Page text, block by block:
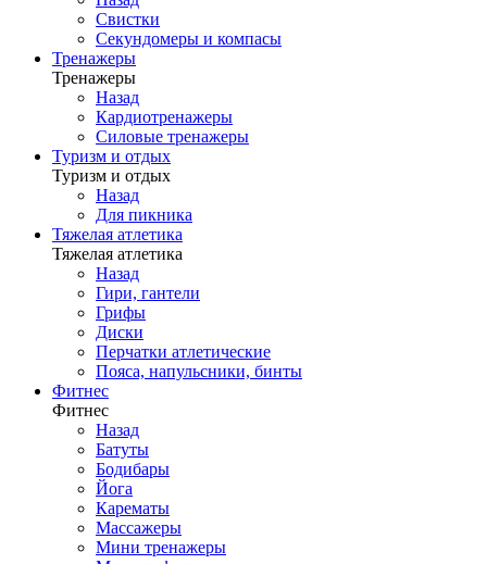
Свистки
Секундомеры и компасы
Тренажеры
Тренажеры
Назад
Кардиотренажеры
Силовые тренажеры
Туризм и отдых
Туризм и отдых
Назад
Для пикника
Тяжелая атлетика
Тяжелая атлетика
Назад
Гири, гантели
Грифы
Диски
Перчатки атлетические
Пояса, напульсники, бинты
Фитнес
Фитнес
Назад
Батуты
Бодибары
Йога
Карематы
Массажеры
Мини тренажеры